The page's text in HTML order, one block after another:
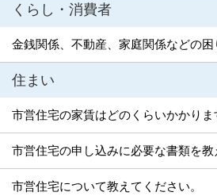
くらし・消費者
住まい
市営住宅の家賃はどのくらいかかりま
市営住宅の申し込みに必要な書類を教
市営住宅について教えてください。